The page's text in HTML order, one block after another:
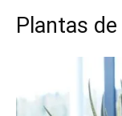
Plantas